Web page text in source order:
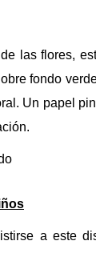
las flores,
fondo
Un papel
a este